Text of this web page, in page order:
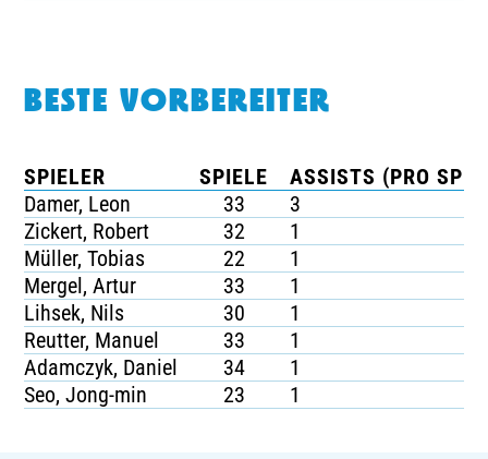
BESTE VORBEREITER
SPIELER SPIELE
ASSISTS (PRO
Damer, Leon
33
3
Zickert, Robert
32
1
Müller, Tobias
22
1
Mergel, Artur
33
1
Lihsek, Nils
30
1
Reutter, Manuel
33
1
Adamczyk, Daniel
34
1
Seo, Jong-min
23 1